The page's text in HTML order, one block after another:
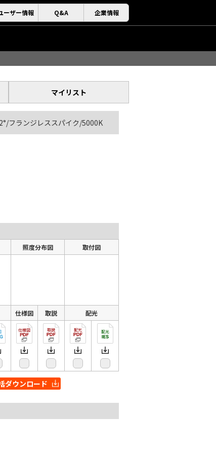
ーザー情報 Q&A 企業情報
マイリスト
フランジレススパイク/5000K
照度分布図 取付図
仕様図 取説 配光
ダウンロード